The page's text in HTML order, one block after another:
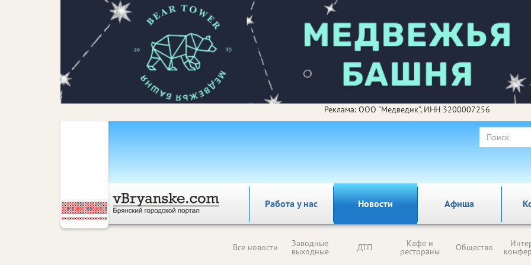
Реклама: ООО "Медведик", ИНН 3200007256
Работа у нас Новости Афиша
Все новости Заводные
выходные ДТП Кафе и
рестораны Общество